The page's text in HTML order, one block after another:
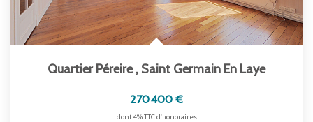
Quartier Péreire , Saint Germain En Laye
270 400 €
dont 4% TTC d'honoraires